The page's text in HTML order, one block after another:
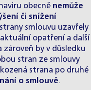
obecně nemůže
či snížení
smlouvu uzavřely
opatření a další
by v důsledku
stran ze smlouvy
strana po druhé
o smlouvě.